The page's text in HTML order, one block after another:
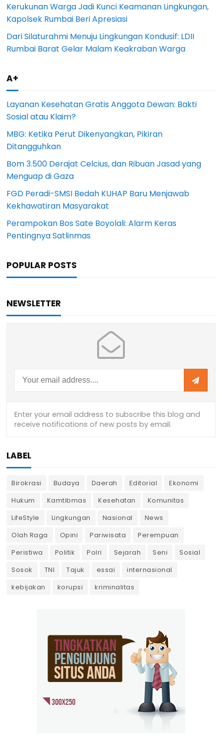
Kerukunan Warga Jadi Kunci Keamanan Lingkungan,
Kapolsek Rumbai Beri Apresiasi
Dari Silaturahmi Menuju Lingkungan Kondusif: LDII
Rumbai Barat Gelar Malam Keakraban Warga
A+
Layanan Kesehatan Gratis Anggota Dewan: Bakti
Sosial atau Klaim?
MBG: Ketika Perut Dikenyangkan, Pikiran
Ditangguhkan
Bom 3.500 Derajat Celcius, dan Ribuan Jasad yang
Menguap di Gaza
FGD Peradi-SMSI Bedah KUHAP Baru Menjawab
Kekhawatiran Masyarakat
Perampokan Bos Sate Boyolali: Alarm Keras
Pentingnya Satlinmas
POPULAR POSTS
NEWSLETTER
LABEL
Birokrasi Budaya Daerah Editorial
Ekonomi
Hukum
Kamtibmas Kesehatan
Komunitas
LifeStyle
Lingkungan Nasional
News
Olah Raga
Opini Pariwisata
Perempuan
Peristiwa
Politik Polri Sejarah Seni
Sosial
Sosok
TNI Tajuk essai
internasional
kebijakan
korupsi kriminalitas